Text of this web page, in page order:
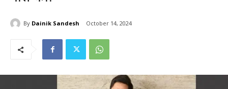
By Dainik Sandesh October 14, 2024